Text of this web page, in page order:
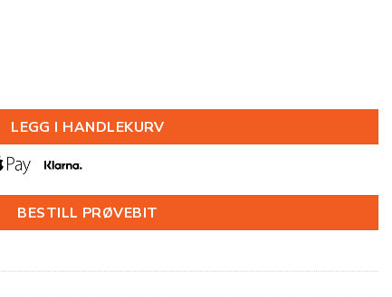
antall
LEGG I HANDLEKURV
BESTILL PRØVEBIT